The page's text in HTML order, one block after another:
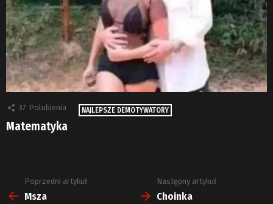
37 Polubienia NAJLEPSZE DEMOTYWATORY
Matematyka
Zobacz
więcej
Poprzedni artykuł
Msza
Następny artykuł
Choinka